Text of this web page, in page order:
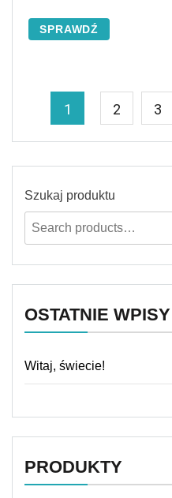
SPRAWDŹ
1 2 3
Szukaj produktu
OSTATNIE WPISY
Witaj, świecie!
PRODUKTY